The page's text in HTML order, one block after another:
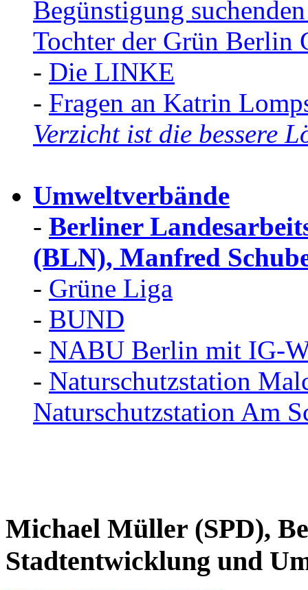
Begünstigung
Tochter der Grün Berlin
- Die LINKE
- Fragen an Katrin
Verzicht ist die bessere
Umweltverbände
- Berliner
(BLN), Manfred
- Grüne Liga
- BUND
- NABU Berlin mit IG-
- Naturschutzstation
Naturschutzstation Am
Michael Müller (SPD),
Stadtentwicklung und